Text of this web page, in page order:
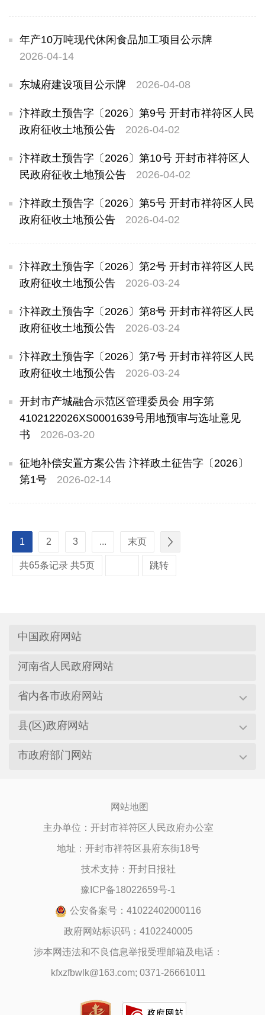
年产10万吨现代休闲食品加工项目公示牌
2026-04-14
东城府建设项目公示牌 2026-04-08
汴祥政土预告字〔2026〕第9号 开封市祥符区人民
政府征收土地预公告
2026-04-02
汴祥政土预告字〔2026〕第10号 开封市祥符区人
民政府征收土地预公告
2026-04-02
汴祥政土预告字〔2026〕第5号 开封市祥符区人民
政府征收土地预公告
2026-04-02
汴祥政土预告字〔2026〕第2号 开封市祥符区人民
政府征收土地预公告
2026-03-24
汴祥政土预告字〔2026〕第8号 开封市祥符区人民
政府征收土地预公告
2026-03-24
汴祥政土预告字〔2026〕第7号 开封市祥符区人民
政府征收土地预公告
2026-03-24
开封市产城融合示范区管理委员会 用字第
4102122026XS0001639号用地预审与选址意见
书
2026-03-20
征地补偿安置方案公告 汴祥政土征告字〔2026〕
第1号
2026-02-14
1 2 3 ... 末页
共65条记录 共5页 跳转
中国政府网站
河南省人民政府网站
省内各市政府网站
县(区)政府网站
市政府部门网站
网站地图
主办单位：开封市祥符区人民政府办公室
地址：开封市祥符区县府东街18号
技术支持：开封日报社
豫ICP备18022659号-1
公安备案号：41022402000116
政府网站标识码：4102240005
涉本网违法和不良信息举报受理邮箱及电话：
kfxzfbwlk@163.com; 0371-26661011